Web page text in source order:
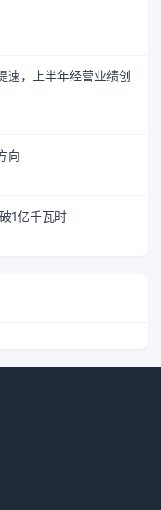
速，上半年经营业绩创
向
1亿千瓦时